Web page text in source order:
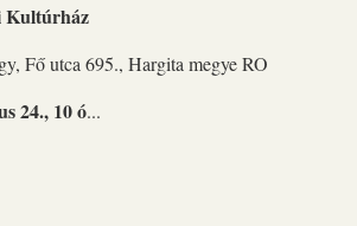
Kultúrház
Fő utca 695., Hargita megye RO
24., 10 ó...